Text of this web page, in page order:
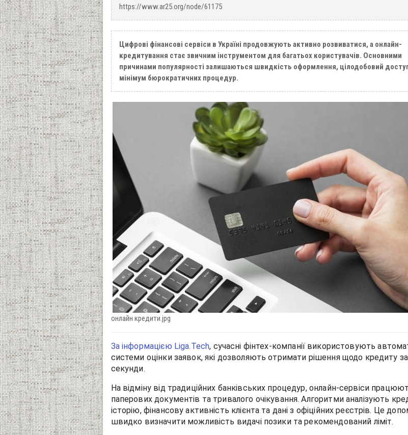
https://www.ar25.org/node/61175
Цифрові фінансові сервіси в Україні продовжують активно розвиватися, а онлайн-
кредитування стає звичним інструментом для багатьох користувачів. Основними
причинами популярності залишаються швидкість оформлення, цілодобовий
мінімум бюрократичних процедур.
онлайн кредити.jpg
За інформацією Liga.Tech, сучасні фінтех-компанії використовують
системи оцінки заявок, які дозволяють отримати рішення щодо кредиту за
секунди.
На відміну від традиційних банківських процедур, онлайн-сервіси
паперових документів та тривалого очікування. Алгоритми аналізують
історію, фінансову активність клієнта та дані з офіційних реєстрів. Це
швидко визначити можливість видачі позики та рекомендований ліміт.